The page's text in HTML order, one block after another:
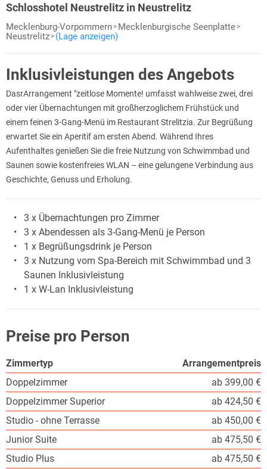
Schlosshotel Neustrelitz in Neustrelitz
Mecklenburg-Vorpommern
Mecklenburgische Seenplatte
Neustrelitz
(Lage anzeigen)
Inklusivleistungen des Angebots
DasrArrangement "zeitlose Momente! umfasst wahlweise zwei, drei
oder vier Übernachtungen mit großherzoglichem Frühstück und
einem feinen 3-Gang-Menü im Restaurant Strelitzia. Zur Begrüßung
erwartet Sie ein Aperitif am ersten Abend. Während Ihres
Aufenthaltes genießen Sie die freie Nutzung von Schwimmbad und
Saunen sowie kostenfreies WLAN – eine gelungene Verbindung aus
Geschichte, Genuss und Erholung.
3 x Übernachtungen pro Zimmer
3 x Abendessen als 3-Gang-Menü je Person
1 x Begrüßungsdrink je Person
3 x Nutzung vom Spa-Bereich mit Schwimmbad und 3
Saunen Inklusivleistung
1 x W-Lan Inklusivleistung
Preise pro Person
Zimmertyp
Arrangementpreis
Doppelzimmer
ab 399,00 €
Doppelzimmer Superior
ab 424,50 €
Studio - ohne Terrasse
ab 450,00 €
Junior Suite
ab 475,50 €
Studio Plus
ab 475,50 €